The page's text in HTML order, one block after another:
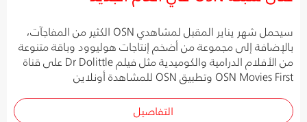
سيحمل شهر يناير المقبل لمشاهدي OSN الكثير من المفاجآت،
بالإضافة إلى مجموعة من أضخم إنتاجات هوليوود وباقة متنوعة
من الأفلام الدرامية والكوميدية مثل فيلم Dr Dolittle على قناة
OSN Movies First وتطبيق OSN للمشاهدة أونلاين
التفاصيل